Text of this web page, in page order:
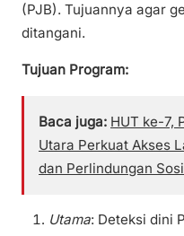
(PJB). Tujuannya agar
ditangani.
Tujuan Program:
Baca juga: HUT ke-7,
Utara Perkuat Akses
dan Perlindungan
Utama: Deteksi dini